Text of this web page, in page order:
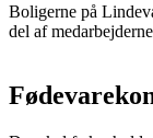
Boligerne på
del af